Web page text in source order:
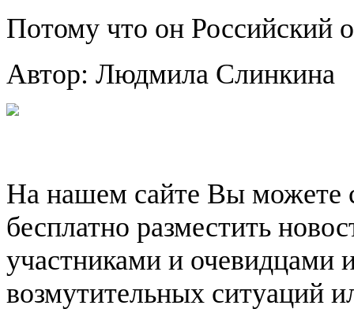
Потому что он Российский
Автор: Людмила Слинкина
На нашем сайте Вы можете
бесплатно разместить
участниками и очевидцами
возмутительных ситуаций